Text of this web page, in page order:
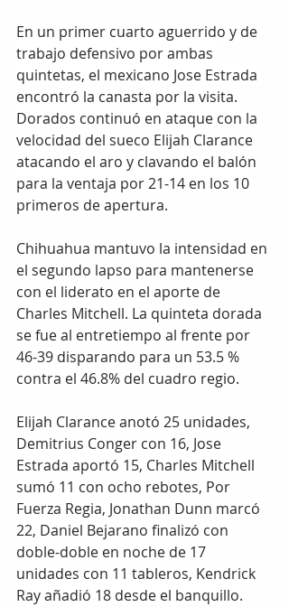
En un primer cuarto aguerrido y de
trabajo defensivo por ambas
quintetas, el mexicano Jose Estrada
encontró la canasta por la visita.
Dorados continuó en ataque con la
velocidad del sueco Elijah Clarance
atacando el aro y clavando el balón
para la ventaja por 21-14 en los 10
primeros de apertura.
Chihuahua mantuvo la intensidad en
el segundo lapso para mantenerse
con el liderato en el aporte de
Charles Mitchell. La quinteta dorada
se fue al entretiempo al frente por
46-39 disparando para un 53.5 %
contra el 46.8% del cuadro regio.
Elijah Clarance anotó 25 unidades,
Demitrius Conger con 16, Jose
Estrada aportó 15, Charles Mitchell
sumó 11 con ocho rebotes, Por
Fuerza Regia, Jonathan Dunn marcó
22, Daniel Bejarano finalizó con
doble-doble en noche de 17
unidades con 11 tableros, Kendrick
Ray añadió 18 desde el banquillo.